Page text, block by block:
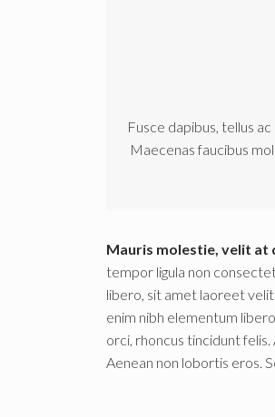
Fusce dapibus, tellus
Maecenas faucibus
Mauris molestie, velit at
tempor ligula non
libero, sit amet laoreet
enim nibh elementum
orci, rhoncus tincidunt
Aenean non lobortis eros.